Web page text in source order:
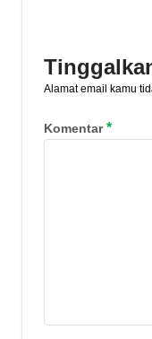
Alamat email kamu
Komentar*